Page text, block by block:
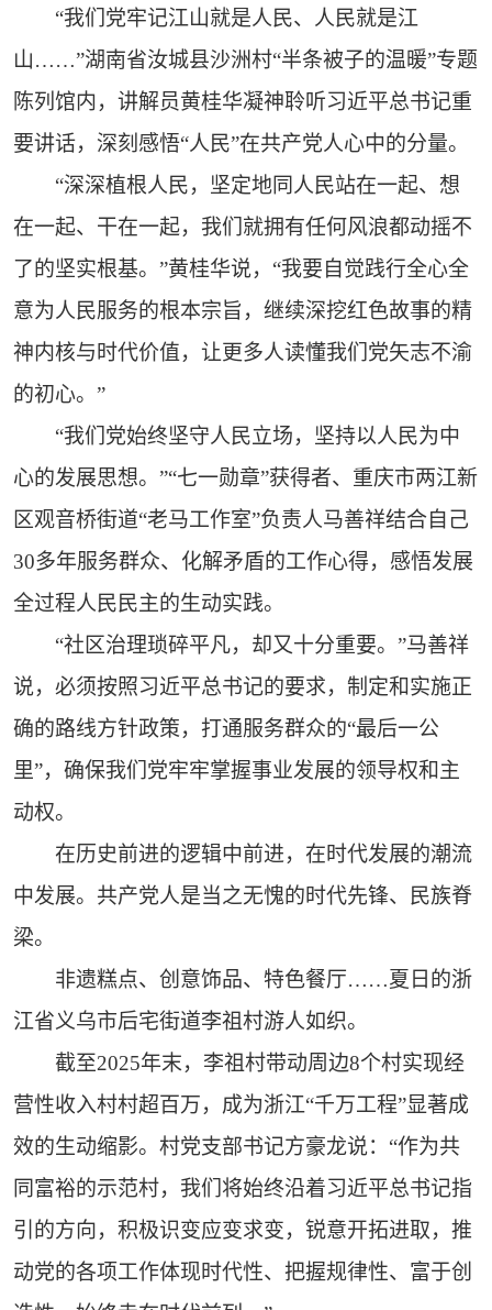
“我们党牢记江山就是人民、人民就是江
山……”湖南省汝城县沙洲村“半条被子的温暖”专题
陈列馆内，讲解员黄桂华凝神聆听习近平总书记重
要讲话，深刻感悟“人民”在共产党人心中的分量。
“深深植根人民，坚定地同人民站在一起、想
在一起、干在一起，我们就拥有任何风浪都动摇不
了的坚实根基。”黄桂华说，“我要自觉践行全心全
意为人民服务的根本宗旨，继续深挖红色故事的精
神内核与时代价值，让更多人读懂我们党矢志不渝
的初心。”
“我们党始终坚守人民立场，坚持以人民为中
心的发展思想。”“七一勋章”获得者、重庆市两江新
区观音桥街道“老马工作室”负责人马善祥结合自己
30多年服务群众、化解矛盾的工作心得，感悟发展
全过程人民民主的生动实践。
“社区治理琐碎平凡，却又十分重要。”马善祥
说，必须按照习近平总书记的要求，制定和实施正
确的路线方针政策，打通服务群众的“最后一公
里”，确保我们党牢牢掌握事业发展的领导权和主
动权。
在历史前进的逻辑中前进，在时代发展的潮流
中发展。共产党人是当之无愧的时代先锋、民族脊
梁。
非遗糕点、创意饰品、特色餐厅……夏日的浙
江省义乌市后宅街道李祖村游人如织。
截至2025年末，李祖村带动周边8个村实现经
营性收入村村超百万，成为浙江“千万工程”显著成
效的生动缩影。村党支部书记方豪龙说：“作为共
同富裕的示范村，我们将始终沿着习近平总书记指
引的方向，积极识变应变求变，锐意开拓进取，推
动党的各项工作体现时代性、把握规律性、富于创